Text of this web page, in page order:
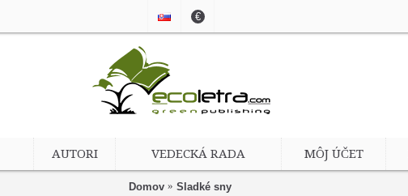
€
AUTORI VEDECKÁ RADA MÔJ ÚČET
Domov Sladké sny